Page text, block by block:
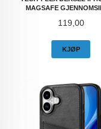
MAGSAFE
Pris
119,00
KJØP